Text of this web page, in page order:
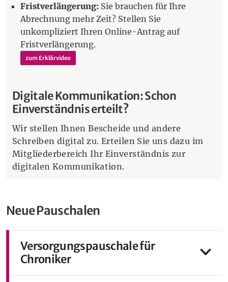
Fristverlängerung: Sie brauchen für Ihre
Abrechnung mehr Zeit? Stellen Sie
unkompliziert Ihren Online-Antrag auf
Fristverlängerung.
zum Erklärvideo
Digitale Kommunikation: Schon
Einverständnis erteilt?
Wir stellen Ihnen Bescheide und andere
Schreiben digital zu. Erteilen Sie uns dazu im
Mitgliederbereich Ihr Einverständnis zur
digitalen Kommunikation.
Neue Pauschalen
Versorgungspauschale für
Chroniker